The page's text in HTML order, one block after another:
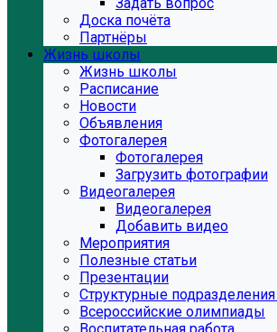
Доска почёта
Партнёры
Жизнь школы
Жизнь школы
Расписание
Новости
Объявления
Фотогалерея
Фотогалерея
Загрузить фотографии
Видеогалерея
Видеогалерея
Добавить видео
Мероприятия
Полезные статьи
Презентации
Структурные
Всероссийские олимпиады